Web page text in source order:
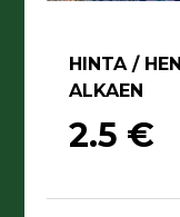
HINTA /
ALKAEN
2.5 €